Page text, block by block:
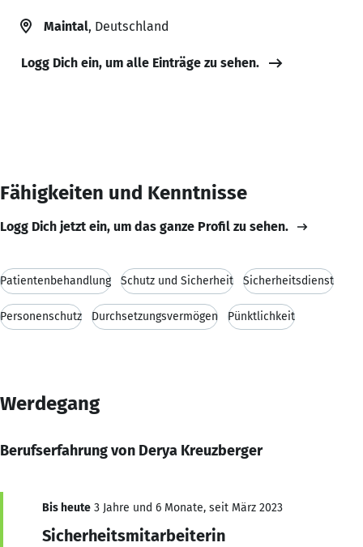
Maintal, Deutschland
Logg Dich ein, um alle Einträge zu sehen.
Fähigkeiten und Kenntnisse
Logg Dich jetzt ein, um das ganze Profil zu sehen.
Patientenbehandlung Schutz und Sicherheit Sicherheitsdienst
Personenschutz Durchsetzungsvermögen Pünktlichkeit
Werdegang
Berufserfahrung von Derya Kreuzberger
Bis heute 3 Jahre und 6 Monate, seit März 2023
Sicherheitsmitarbeiterin